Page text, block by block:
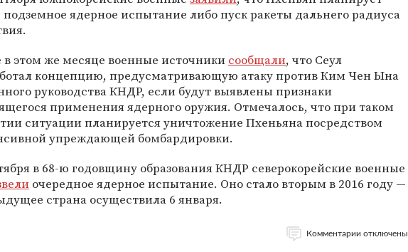
подземное ядерное испытание либо пуск ракеты дальнего радиуса
в этом же месяце военные источники сообщали, что Сеул
концепцию, предусматривающую атаку против Ким Чен Ына
руководства КНДР, если будут выявлены признаки
применения ядерного оружия. Отмечалось, что при таком
ситуации планируется уничтожение Пхеньяна посредством
упреждающей бомбардировки.
в 68-ю годовщину образования КНДР северокорейские военные
очередное ядерное испытание. Оно стало вторым в 2016 году —
страна осуществила 6 января.
Комментарии отключены